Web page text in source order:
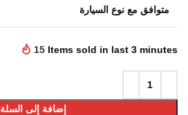
متوافق مع نوع السيارة
15 Items sold in last 3 minutes
إضافة إلى السلة